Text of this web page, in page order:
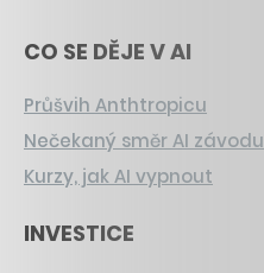
CO SE DĚJE V AI
Průšvih Anthtropicu
Nečekaný směr AI závodu
Kurzy, jak AI vypnout
INVESTICE